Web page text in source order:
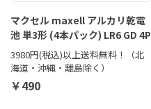
マクセル maxell アルカリ乾電
池 単3形 (4本パック) LR6 GD 4P
3980円(税込)以上送料無料！（北
海道・沖縄・離島除く）
￥490